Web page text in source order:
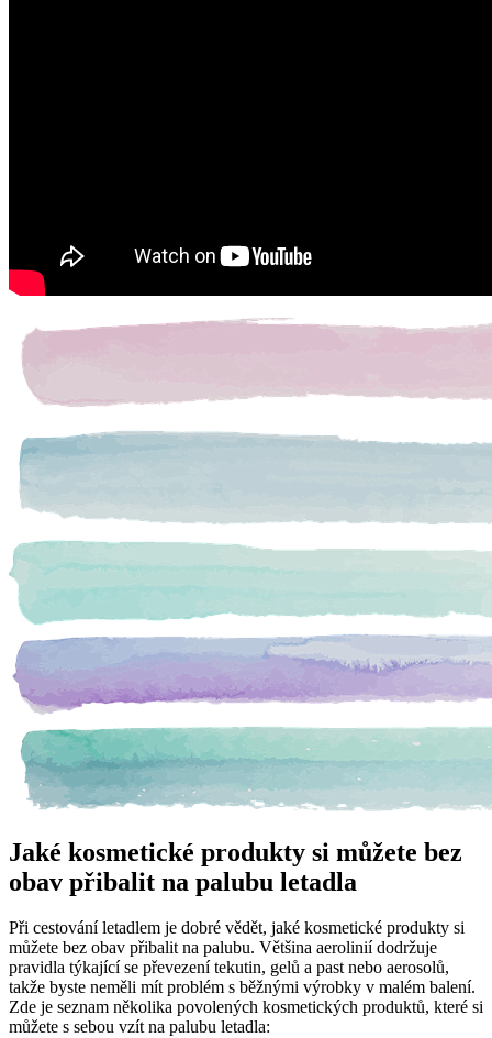
Jaké kosmetické produkty si můžete bez
obav přibalit na palubu letadla
Při cestování letadlem je dobré vědět, jaké kosmetické produkty si
můžete bez obav přibalit na palubu. Většina aerolinií dodržuje
pravidla týkající se převezení tekutin, gelů a past nebo aerosolů,
takže byste neměli mít problém s běžnými výrobky v malém balení.
Zde je seznam několika povolených kosmetických produktů, které si
můžete s sebou vzít na palubu letadla: